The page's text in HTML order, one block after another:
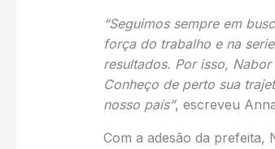
“Seguimos sempre em
força do trabalho e na
resultados. Por isso,
Conheço de perto sua
nosso país”, escreveu
Com a adesão da prefeita,